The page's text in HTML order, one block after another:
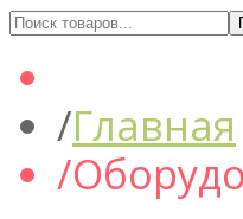
Главная